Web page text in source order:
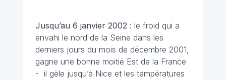
Jusqu’au 6 janvier 2002 : le froid qui a
envahi le nord de la Seine dans les
derniers jours du mois de décembre 2001,
gagne une bonne moitié Est de la France
- il gèle jusqu’à Nice et les températures